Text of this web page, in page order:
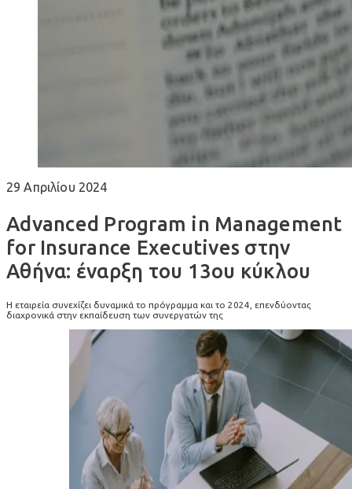
29 Απριλίου 2024
Advanced Program in Management
for Insurance Executives στην
Αθήνα: έναρξη του 13ου κύκλου
Η εταιρεία συνεχίζει δυναμικά το πρόγραμμα και το 2024, επενδύοντας
διαχρονικά στην εκπαίδευση των συνεργατών της